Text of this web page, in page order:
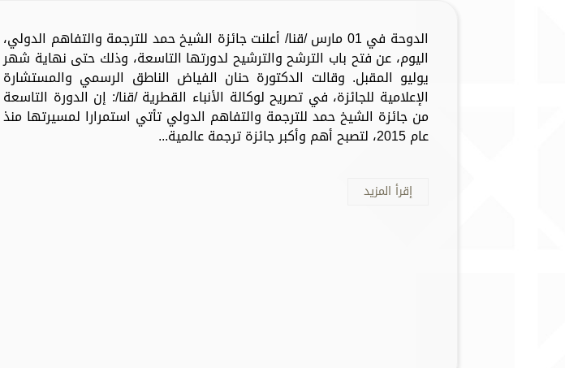
الدوحة في 01 مارس /قنا/ أعلنت جائزة الشيخ حمد للترجمة والتفاهم الدولي،
اليوم، عن فتح باب الترشح والترشيح لدورتها التاسعة، وذلك حتى نهاية شهر
يوليو المقبل. وقالت الدكتورة حنان الفياض الناطق الرسمي والمستشارة
الإعلامية للجائزة، في تصريح لوكالة الأنباء القطرية /قنا/: إن الدورة التاسعة
من جائزة الشيخ حمد للترجمة والتفاهم الدولي تأتي استمرارا لمسيرتها منذ
عام 2015، لتصبح أهم وأكبر جائزة ترجمة عالمية...
إقرأ المزيد